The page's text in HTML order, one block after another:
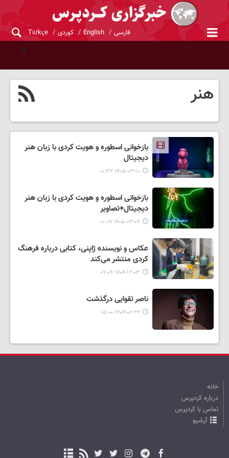
فارسی English کوردی Türkçe
هنر
بازخوانی اسطوره و هویت کردی با زبان هنر
دیجیتال
۱۴۰۵-۰۳-۱۰ ۱۰:۳۲
بازخوانی اسطوره و هویت کردی با زبان هنر
دیجیتال+تصاویر
۱۴۰۵-۰۳-۰۹ ۱۰:۰۹
عکاس و نویسنده ژاپنی، کتابی درباره فرهنگ
کردی منتشر می‌کند
۱۴۰۴-۱۲-۰۳ ۰۹:۰۹
ناصر تقوایی درگذشت
۱۴۰۴-۰۷-۲۲ ۱۵:۰۰
خانه
درباره کردپرس
تماس با کردپرس
آرشیو